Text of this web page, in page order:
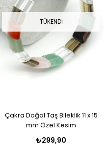
TÜKENDI
Çakra Doğal Taş Bileklik 11 x 15
mm Özel Kesim
₺299,90